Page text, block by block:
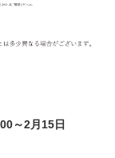
～2月15日